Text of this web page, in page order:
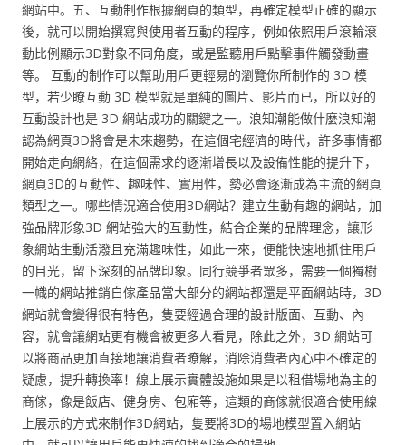
網站中。五、互動制作根據網頁的類型，再確定模型正確的顯示
後，就可以開始撰寫與使用者互動的程序，例如依照用戶滾輪滾
動比例顯示3D對象不同角度，或是監聽用戶點擊事件觸發動畫
等。 互動的制作可以幫助用戶更輕易的瀏覽你所制作的 3D 模
型，若少瞭互動 3D 模型就是單純的圖片、影片而已，所以好的
互動設計也是 3D 網站成功的關鍵之一。浪知潮能做什麼浪知潮
認為網頁3D將會是未來趨勢，在這個宅經濟的時代，許多事情都
開始走向網絡，在這個需求的逐漸增長以及設備性能的提升下，
網頁3D的互動性、趣味性、實用性，勢必會逐漸成為主流的網頁
類型之一。哪些情況適合使用3D網站？建立生動有趣的網站，加
強品牌形象3D 網站強大的互動性，結合企業的品牌理念，讓形
象網站生動活潑且充滿趣味性，如此一來，便能快速地抓住用戶
的目光，留下深刻的品牌印象。同行競爭者眾多，需要一個獨樹
一幟的網站推銷自傢產品當大部分的網站都還是平面網站時，3D
網站就會變得很有特色，隻要經過合理的設計版面、互動、內
容，就會讓網站更有機會被更多人看見，除此之外，3D 網站可
以將商品更加直接地讓消費者瞭解，消除消費者內心中不確定的
疑慮，提升轉換率！線上展示實體設施如果是以租借場地為主的
商傢，像是飯店、健身房、包廂等，這類的商傢就很適合使用線
上展示的方式來制作3D網站，隻要將3D的場地模型置入網站